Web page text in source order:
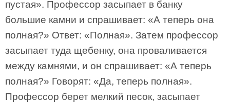
пустая». Профессор засыпает в банку
большие камни и спрашивает: «А теперь она
полная?» Ответ: «Полная». Затем профессор
засыпает туда щебенку, она проваливается
между камнями, и он спрашивает: «А теперь
полная?» Говорят: «Да, теперь полная».
Профессор берет мелкий песок, засыпает